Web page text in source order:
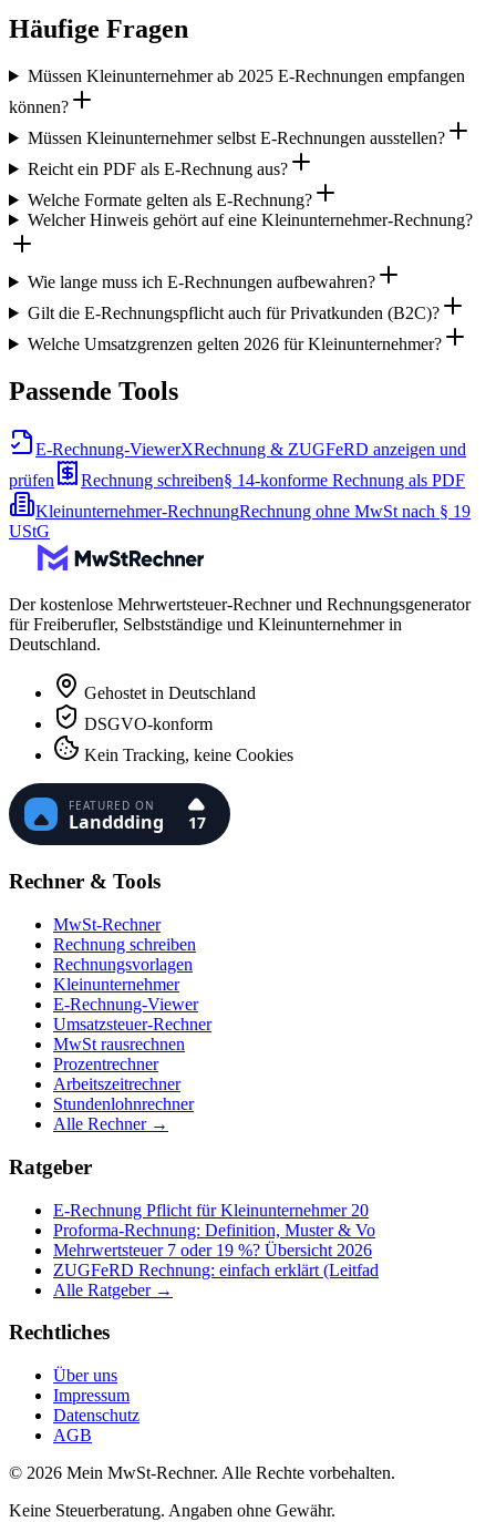
Häufige Fragen
Müssen Kleinunternehmer ab 2025 E-Rechnungen empfangen
können?
Müssen Kleinunternehmer selbst E-Rechnungen ausstellen?
Reicht ein PDF als E-Rechnung aus?
Welche Formate gelten als E-Rechnung?
Welcher Hinweis gehört auf eine Kleinunternehmer-Rechnung?
Wie lange muss ich E-Rechnungen aufbewahren?
Gilt die E-Rechnungspflicht auch für Privatkunden (B2C)?
Welche Umsatzgrenzen gelten 2026 für Kleinunternehmer?
Passende Tools
E-Rechnung-ViewerXRechnung & ZUGFeRD anzeigen und
prüfen
Rechnung schreiben§ 14-konforme Rechnung als PDF
Kleinunternehmer-RechnungRechnung ohne MwSt nach § 19
UStG
Der kostenlose Mehrwertsteuer-Rechner und Rechnungsgenerator
für Freiberufler, Selbstständige und Kleinunternehmer in
Deutschland.
Gehostet in Deutschland
DSGVO-konform
Kein Tracking, keine Cookies
Rechner & Tools
MwSt-Rechner
Rechnung schreiben
Rechnungsvorlagen
Kleinunternehmer
E-Rechnung-Viewer
Umsatzsteuer-Rechner
MwSt rausrechnen
Prozentrechner
Arbeitszeitrechner
Stundenlohnrechner
Alle Rechner →
Ratgeber
E-Rechnung Pflicht für Kleinunternehmer 20
Proforma-Rechnung: Definition, Muster & Vo
Mehrwertsteuer 7 oder 19 %? Übersicht 2026
ZUGFeRD Rechnung: einfach erklärt (Leitfad
Alle Ratgeber →
Rechtliches
Über uns
Impressum
Datenschutz
AGB
© 2026 Mein MwSt-Rechner. Alle Rechte vorbehalten.
Keine Steuerberatung. Angaben ohne Gewähr.